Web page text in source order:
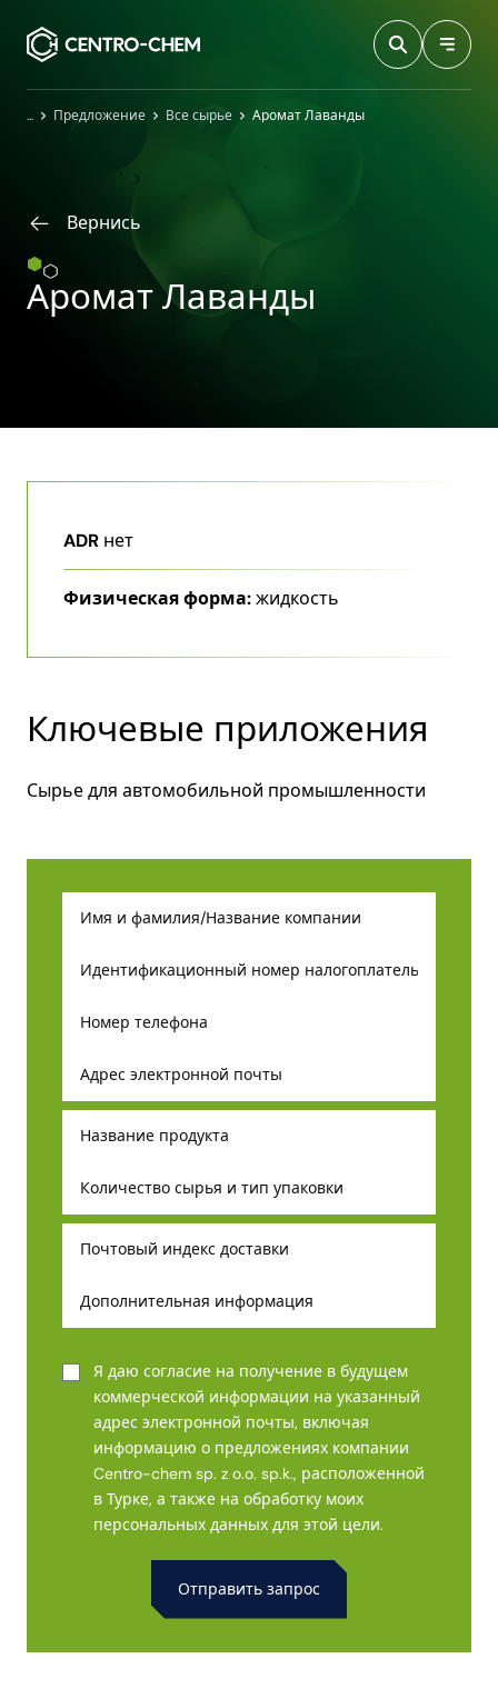
ГлавнаяПредложение Все сырье Аромат Лаванды
Вернись
Аромат Лаванды
ADR нет
Физическая форма:жидкость
Ключевые приложения
Сырье для автомобильной промышленности
Я даю согласие на получение в будущем
коммерческой информации на указанный
адрес электронной почты, включая
информацию о предложениях компании
Centro-chem sp. z o.o. sp.k., расположенной
в Турке, а также на обработку моих
персональных данных для этой цели.